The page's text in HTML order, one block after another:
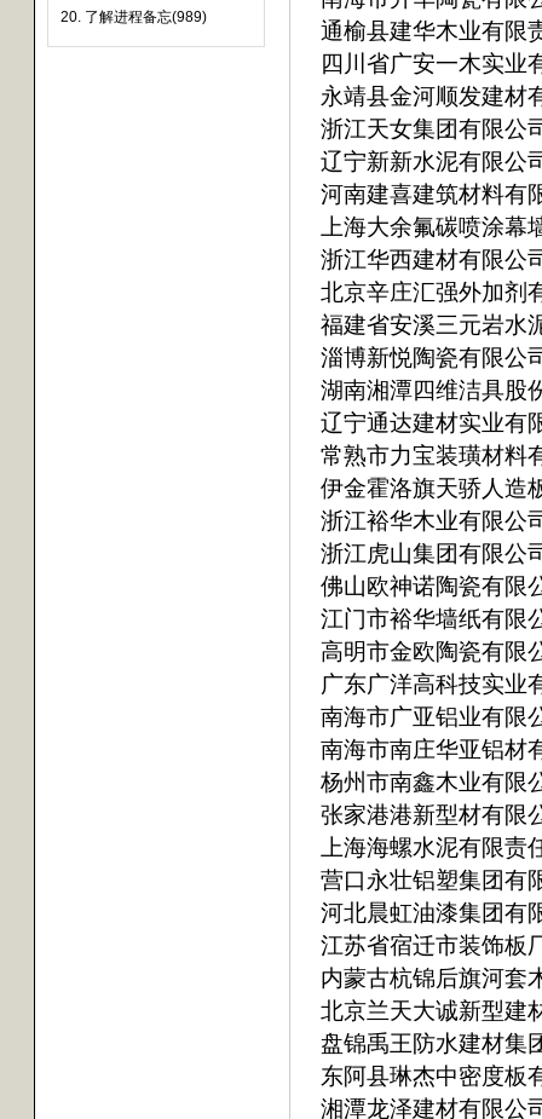
20. 了解进程备忘(989)
通榆县建华木业有限
四川省广安一木实业
永靖县金河顺发建材
浙江天女集团有限公
辽宁新新水泥有限公
河南建喜建筑材料有
上海大余氟碳喷涂幕
浙江华西建材有限公
北京辛庄汇强外加剂
福建省安溪三元岩水
淄博新悦陶瓷有限公
湖南湘潭四维洁具股
辽宁通达建材实业有
常熟市力宝装璜材料
伊金霍洛旗天骄人造
浙江裕华木业有限公
浙江虎山集团有限公
佛山欧神诺陶瓷有限
江门市裕华墙纸有限
高明市金欧陶瓷有限
广东广洋高科技实业
南海市广亚铝业有限
南海市南庄华亚铝材
杨州市南鑫木业有限
张家港港新型材有限
上海海螺水泥有限责
营口永壮铝塑集团有
河北晨虹油漆集团有
江苏省宿迁市装饰板
内蒙古杭锦后旗河套
北京兰天大诚新型建
盘锦禹王防水建材集
东阿县琳杰中密度板
湘潭龙泽建材有限公